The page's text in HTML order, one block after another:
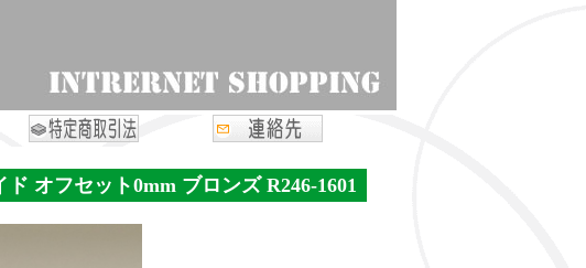
オフセット0mm ブロンズ R246-1601